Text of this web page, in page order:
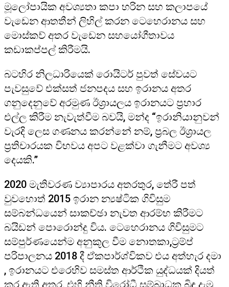
මූලෝපායික අවශ්‍යතා කපා හරින සහ කලාපයේ
වැඩෙන ආතතීන් ලිහිල් කරන ටෙහෙරානය සහ
මොස්කව් අතර වැඩෙන සහයෝගීතාවය
කඩාකප්පල් කිරීමයි.
බටහිර නිලධාරියෙක් රොයිටර් පුවත් සේවයට
පැවසුවේ එක්සත් ජනපදය සහ ඉරානය අතර
ගනුදෙනුවේ අරමුණ ඊශ්‍රායලය ඉරානයට ප්‍රහාර
එල්ල කිරීම නැවැත්වීම බවයි, මන්ද “ඉරානියානුවන්
වැරදි ලෙස ගණනය කරන්නේ නම්, ප්‍රබල ඊශ්‍රායල
ප්‍රතිචාරයක විභවය අපට වළක්වා ගැනීමට අවශ්‍ය
දෙයකි.”
2020 මැතිවරණ ව්‍යාපාරය අතරතුර, තේරී පත්
වුවහොත් 2015 ඉරාන න්‍යෂ්ටික ගිවිසුම
සම්බන්ධයෙන් සාකච්ඡා නැවත ආරම්භ කිරීමට
බයිඩන් පොරොන්දු විය. ටෙහෙරානය ගිවිසුමට
සම්පුර්ණයෙන්ම අනුකූල වීම නොතකා,ට්‍රම්ප්
පරිපාලනය 2018 දී ඒකපාර්ශ්විකව එය අත්හැර දමා
, ඉරානයට එරෙහිව සමස්ත ආර්ථික යුද්ධයක් දියත්